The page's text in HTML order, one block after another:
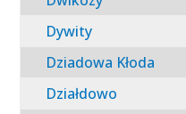
Dywity
Dziadowa Kłoda
Działdowo